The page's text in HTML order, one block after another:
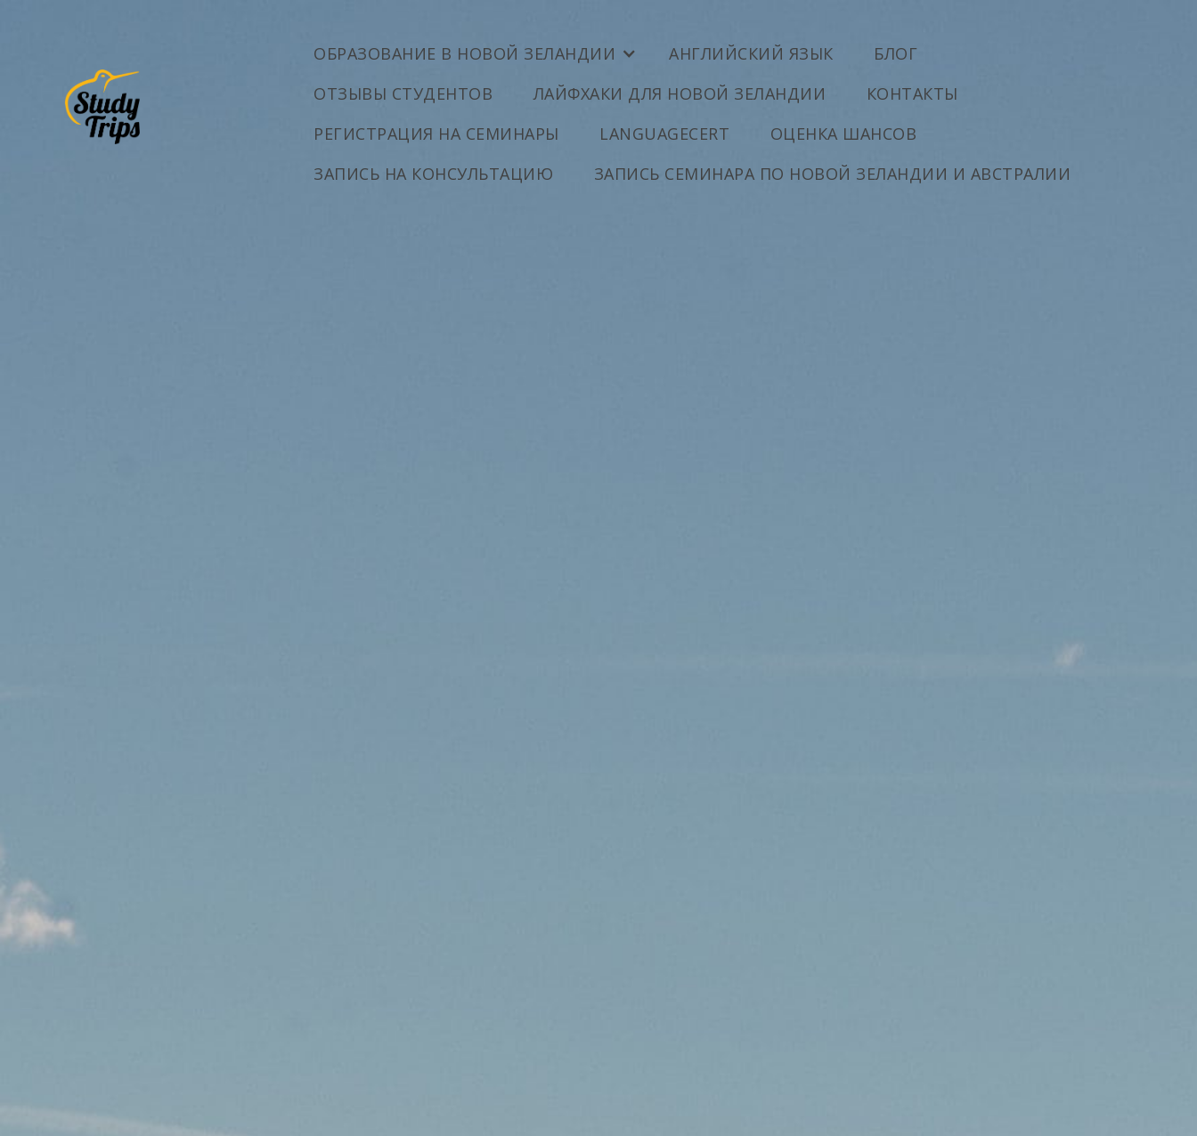
ОБРАЗОВАНИЕ В НОВОЙ ЗЕЛАНДИИ АНГЛИЙСКИЙ ЯЗЫК
БЛОГ
ОТЗЫВЫ СТУДЕНТОВ
ЛАЙФХАКИ ДЛЯ НОВОЙ ЗЕЛАНДИИ
КОНТАКТЫ
РЕГИСТРАЦИЯ НА СЕМИНАРЫ
LANGUAGECERT
ОЦЕНКА ШАНСОВ
ЗАПИСЬ НА КОНСУЛЬТАЦИЮ
ЗАПИСЬ СЕМИНАРА ПО НОВОЙ ЗЕЛАНДИИ И АВСТРАЛИИ